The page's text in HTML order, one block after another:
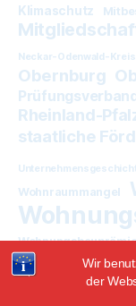
Wir
der
Klimaschutz
Neckar-Odenwald-Kreis
Obernburg
Rheinland-
staatliche
Wohnraummangel